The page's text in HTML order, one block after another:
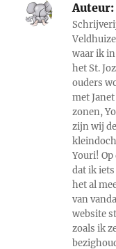
Auteur:
waar ik
het St.
ouders
met
zonen,
zijn wij
Youri!
dat ik
het al
van
website
zoals ik